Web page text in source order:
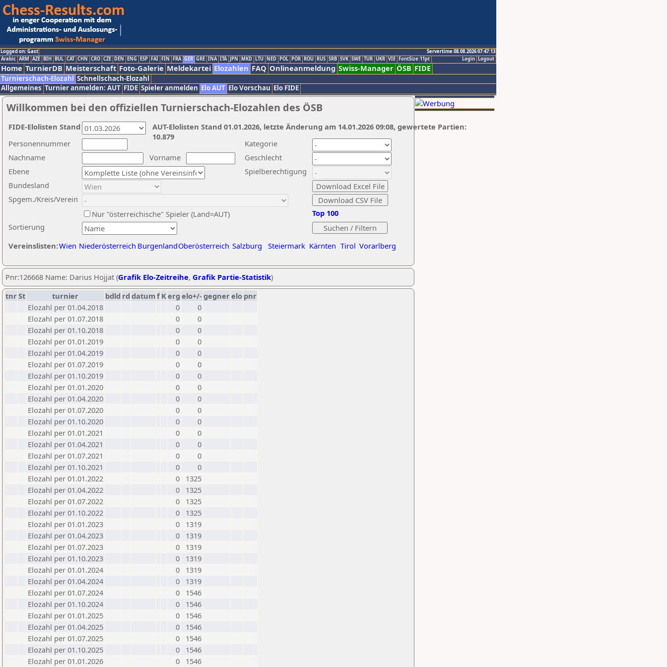
Logged on: Gast
Servertime 08.08.2026 07:47:13
Logout
Login
Arabic ARM AZE BIH BUL CAT CHN CRO CZE DEN ENG ESP FAI FIN FRA GER GRE INA ITA JPN MKD LTU NED POL POR ROU RUS SRB SVK SWE TUR UKR VIE FontSize:11pt
Home TurnierDB Meisterschaft Foto-Galerie Meldekartei Elozahlen FAQ Onlineanmeldung Swiss-Manager ÖSB FIDE
Turnierschach-Elozahl Schnellschach-Elozahl
Allgemeines Turnier anmelden: AUT FIDE Spieler anmelden Elo AUT Elo Vorschau Elo FIDE
Willkommen bei den offiziellen Turnierschach-Elozahlen des ÖSB
Nachname
Vorname
Ebene
Kategorie
Sortierung
Personennummer
Bundesland
Spgem./Kreis/Verein
Geschlecht
Nur "österreichische" Spieler (Land=AUT)
Spielberechtigung
Vereinslisten:Wien Niederösterreich BurgenlandOberösterreich Salzburg Steiermark Kärnten Tirol Vorarlberg
Top 100
AUT-Elolisten Stand 01.01.2026, letzte Änderung am 14.01.2026 09:08, gewertete Partien:
10.879
FIDE-Elolisten Stand
Pnr:126668 Name: Darius Hojjat (Grafik Elo-Zeitreihe, Grafik Partie-Statistik)
tnrSt turnier bdld rd datumf Kerg elo+/-gegnerelo pnr
Elozahl per 01.04.2018
0
0
Elozahl per 01.07.2018
0
0
Elozahl per 01.10.2018
0
0
Elozahl per 01.01.2019
0
0
Elozahl per 01.04.2019
0
0
Elozahl per 01.07.2019
0
0
Elozahl per 01.10.2019
0
0
Elozahl per 01.01.2020
0
0
Elozahl per 01.04.2020
0
0
Elozahl per 01.07.2020
0
0
Elozahl per 01.10.2020
0
0
Elozahl per 01.01.2021
0
0
Elozahl per 01.04.2021
0
0
Elozahl per 01.07.2021
0
0
Elozahl per 01.10.2021
0
0
Elozahl per 01.01.2022
0
1325
Elozahl per 01.04.2022
0
1325
Elozahl per 01.07.2022
0
1325
Elozahl per 01.10.2022
0
1325
Elozahl per 01.01.2023
0
1319
Elozahl per 01.04.2023
0
1319
Elozahl per 01.07.2023
0
1319
Elozahl per 01.10.2023
0
1319
Elozahl per 01.01.2024
0
1319
Elozahl per 01.04.2024
0
1319
Elozahl per 01.07.2024
0
1546
Elozahl per 01.10.2024
0
1546
Elozahl per 01.01.2025
0
1546
Elozahl per 01.04.2025
0
1546
Elozahl per 01.07.2025
0
1546
Elozahl per 01.10.2025
0
1546
Elozahl per 01.01.2026
0 1546